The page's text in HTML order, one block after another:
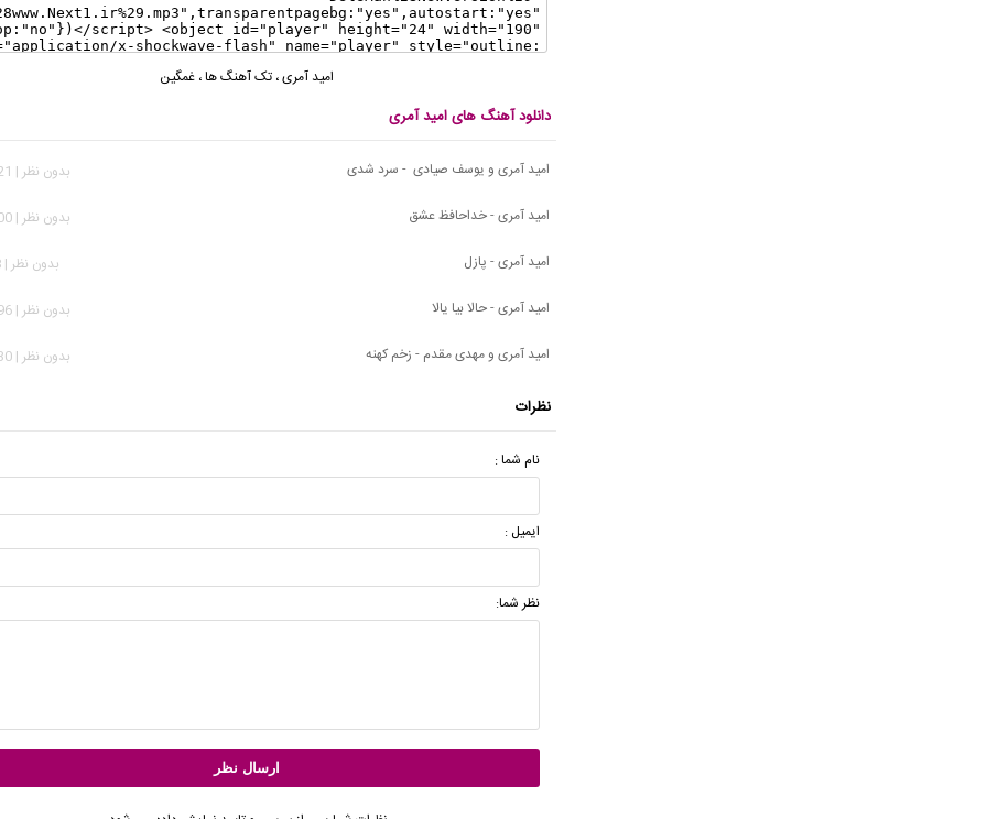
امید آمری، تک آهنگ ها، غمگین
دانلود آهنگ های امید آمری
امید آمری و یوسف صیادی - سرد شدی
بدون نظر | 2,821 بازدید
امید آمری - خداحافظ عشق
بدون نظر | 1,200 بازدید
امید آمری - پازل
بدون نظر | 628 بازدید
امید آمری - حالا بیا یالا
بدون نظر | 1,296 بازدید
امید آمری و مهدی مقدم - زخم کهنه
بدون نظر | 1,030 بازدید
نظرات
نام شما :
ایمیل :
نظر شما: